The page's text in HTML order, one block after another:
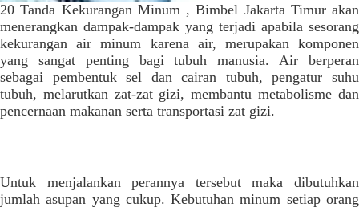
20 Tanda Kekurangan Minum , Bimbel Jakarta Timur akan
menerangkan dampak-dampak yang terjadi apabila sesorang
kekurangan air minum karena air, merupakan komponen
yang sangat penting bagi tubuh manusia. Air berperan
sebagai pembentuk sel dan cairan tubuh, pengatur suhu
tubuh, melarutkan zat-zat gizi, membantu metabolisme dan
pencernaan makanan serta transportasi zat gizi.
Untuk menjalankan perannya tersebut maka dibutuhkan
jumlah asupan yang cukup. Kebutuhan minum setiap orang